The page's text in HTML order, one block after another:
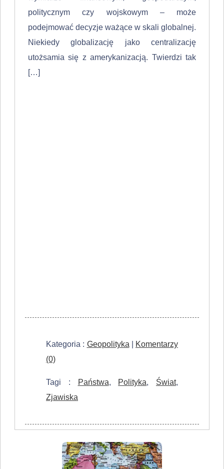
politycznym czy wojskowym – może
podejmować decyzje ważące w skali glo­balnej.
Niekiedy globalizację jako centralizację
utożsamia się z amerykaniza­cją. Twierdzi tak
[…]
Kategoria : Geopolityka
Komentarzy
(0)
Tagi : Państwa, Polityka, Świat,
Zjawiska